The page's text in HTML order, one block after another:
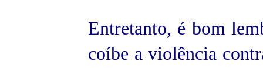
Entretanto, é bom
coíbe a violência